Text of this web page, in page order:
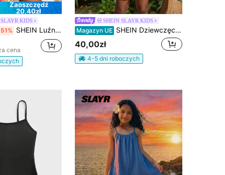
Zaoszczędź
20,40zł
KIDS
SHEIN Luźny kombinezon na wakacje dla nastolatek w modnym wzorze lamparta
cena
SHEIN SLAYR KIDS
Magazyn UE SHEIN Dziewczęcy swobodny, luźny kombinezon na wakacje dla nastolatek
40,00zł
4-5 dni roboczych